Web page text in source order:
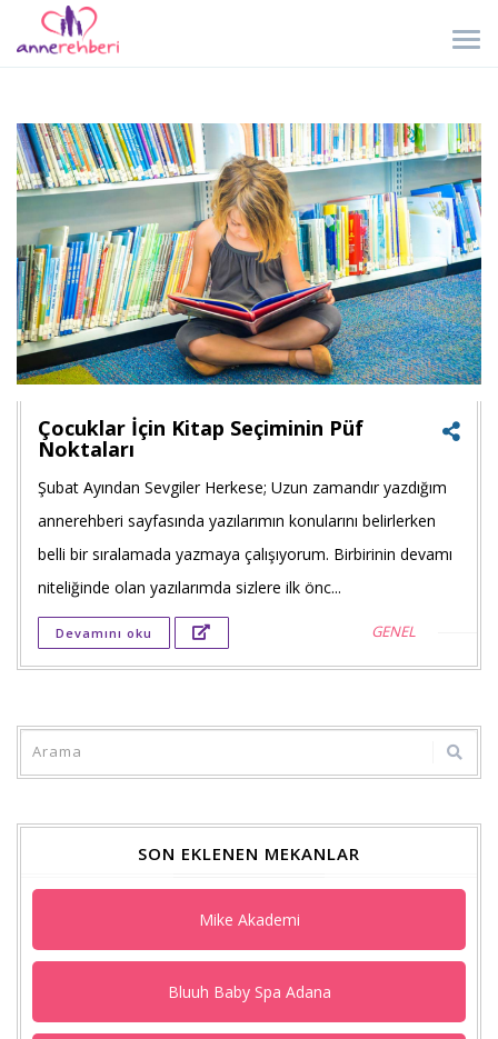
Çocuklar İçin Kitap Seçiminin Püf
Noktaları
Şubat Ayından Sevgiler Herkese; Uzun zamandır yazdığım
annerehberi sayfasında yazılarımın konularını belirlerken
belli bir sıralamada yazmaya çalışıyorum. Birbirinin devamı
niteliğinde olan yazılarımda sizlere ilk önc...
Devamını oku GENEL
SON EKLENEN MEKANLAR
Mike Akademi
Bluuh Baby Spa Adana